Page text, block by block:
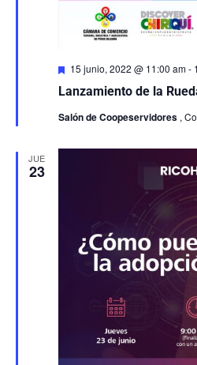
Lanzamiento de la
Destacado
15 junio, 2022 @ 11:00 am-
Salón de Coopeservidores ,
JUE
23